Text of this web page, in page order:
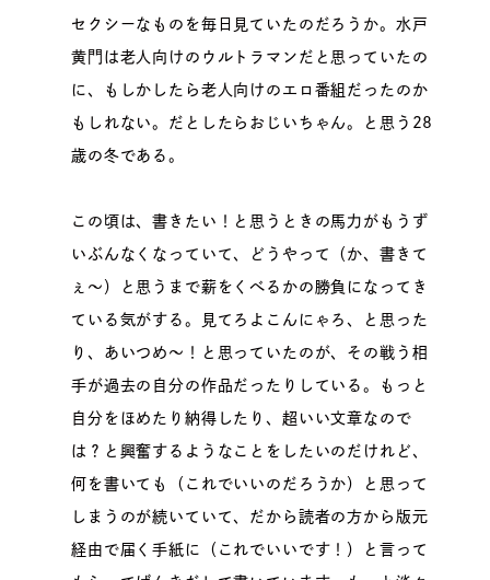
セクシーなものを毎日見ていたのだろうか。水戸
黄門は老人向けのウルトラマンだと思っていたの
に、もしかしたら老人向けのエロ番組だったのか
もしれない。だとしたらおじいちゃん。と思う28
歳の冬である。
この頃は、書きたい！と思うときの馬力がもうず
いぶんなくなっていて、どうやって（か、書きて
ぇ～）と思うまで薪をくべるかの勝負になってき
ている気がする。見てろよこんにゃろ、と思った
り、あいつめ～！と思っていたのが、その戦う相
手が過去の自分の作品だったりしている。もっと
自分をほめたり納得したり、超いい文章なので
は？と興奮するようなことをしたいのだけれど、
何を書いても（これでいいのだろうか）と思って
しまうのが続いていて、だから読者の方から版元
経由で届く手紙に（これでいいです！）と言って